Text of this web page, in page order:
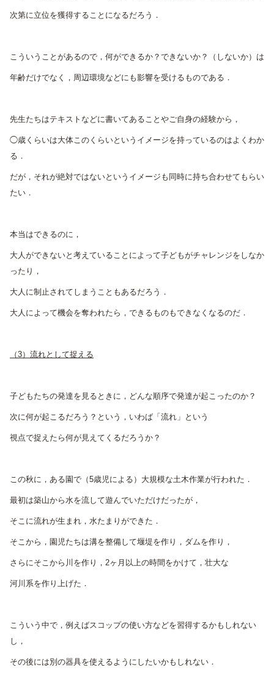
次第に立位を獲得することになるだろう．
こういうことがあるので，何ができるか？できないか？（しないか）は
年齢だけでなく，周辺環境などにも影響を受けるものである．
先生たちはテキストなどに書いてあることやご自身の経験から，
◯歳くらいは大体このくらいというイメージを持っているのはよくわか
る．
だが，それが絶対ではないというイメージも同時に持ち合わせてもらい
たい．
本当はできるのに，
大人ができないと考えていることによって子どもがチャレンジをしなか
ったり，
大人に制止されてしまうこともあるだろう．
大人によって機会を奪われたら，できるものもできなくなるのだ．
（3）流れとして捉える
子どもたちの発達を見るときに，どんな順序で発達が起こったのか？
次に何が起こるだろう？という，いわば「流れ」という
視点で捉えたら何が見えてくるだろうか？
この秋に，ある園で（5歳児による）大規模な土木作業が行われた．
最初は築山から水を流して遊んでいただけだったが，
そこに流れが生まれ，水たまりができた．
そこから，園児たちは溝を整備して堰堤を作り，ダムを作り，
さらにそこから川を作り，2ヶ月以上の時間をかけて，壮大な
河川系を作り上げた．
こういう中で，例えばスコップの使い方などを習得するかもしれない
し，
その後には別の器具を使えるようにしたいかもしれない．